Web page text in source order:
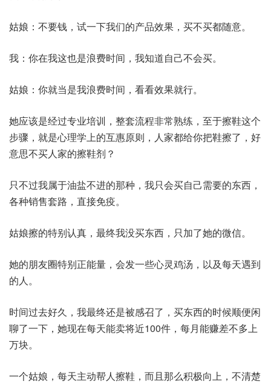
姑娘：不要钱，试一下我们的产品效果，买不买都随意。
我：你在我这也是浪费时间，我知道自己不会买。
姑娘：你就当是我浪费时间，看看效果就行。
她应该是经过专业培训，整套流程非常熟练，至于擦鞋这个
步骤，就是心理学上的互惠原则，人家都给你把鞋擦了，好
意思不买人家的擦鞋剂？
只不过我属于油盐不进的那种，我只会买自己需要的东西，
各种销售套路，直接免疫。
姑娘擦的特别认真，最终我没买东西，只加了她的微信。
她的朋友圈特别正能量，会发一些心灵鸡汤，以及每天遇到
的人。
时间过去好久，我最终还是被感召了，买东西的时候顺便闲
聊了一下，她现在每天能卖将近100件，每月能赚差不多上
万块。
一个姑娘，每天主动帮人擦鞋，而且那么积极向上，不清楚